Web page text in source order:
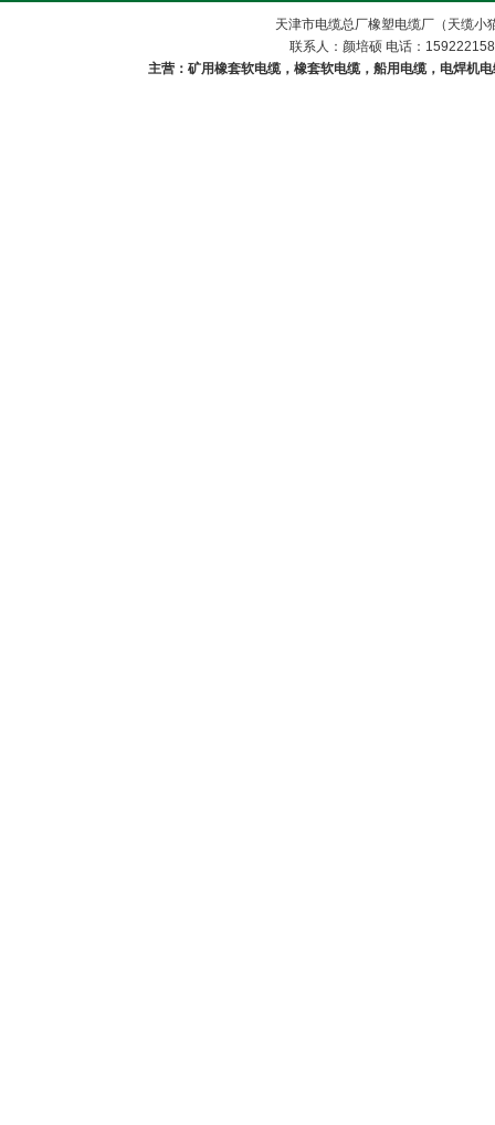
天津市电缆总厂橡塑电缆厂（天缆
联系人：颜培硕 电话：
主营：矿用橡套软电缆，橡套软电缆，船用电缆，电焊机